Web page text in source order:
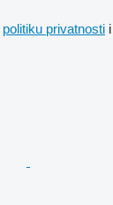
politiku privatnosti i